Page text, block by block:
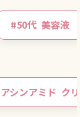
#50代 美容液
シンアミド ク